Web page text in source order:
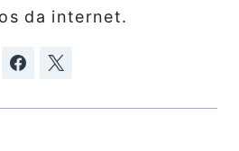
da internet.